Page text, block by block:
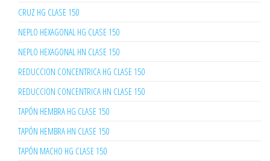
CRUZ HG CLASE 150
NEPLO HEXAGONAL HG CLASE 150
NEPLO HEXAGONAL HN CLASE 150
REDUCCION CONCENTRICA HG CLASE 150
REDUCCION CONCENTRICA HN CLASE 150
TAPÓN HEMBRA HG CLASE 150
TAPÓN HEMBRA HN CLASE 150
TAPÓN MACHO HG CLASE 150